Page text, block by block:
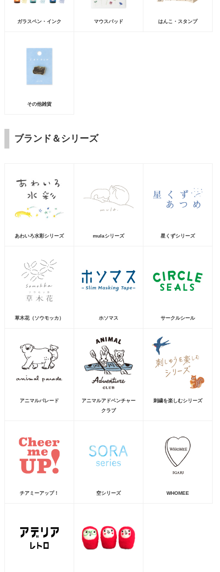
ガラスペン・インク マウスパッド はんこ・スタンプ
その他雑貨
ブランド＆シリーズ
あわいろ水彩シリーズ mulaシリーズ 星くずシリーズ
草木花（ソウモッカ） ホソマス サークルシール
アニマルパレード
アニマルアドベンチャー
クラブ
刺繍を楽しむシリーズ
チアミーアップ！ 空シリーズ WHOMEE